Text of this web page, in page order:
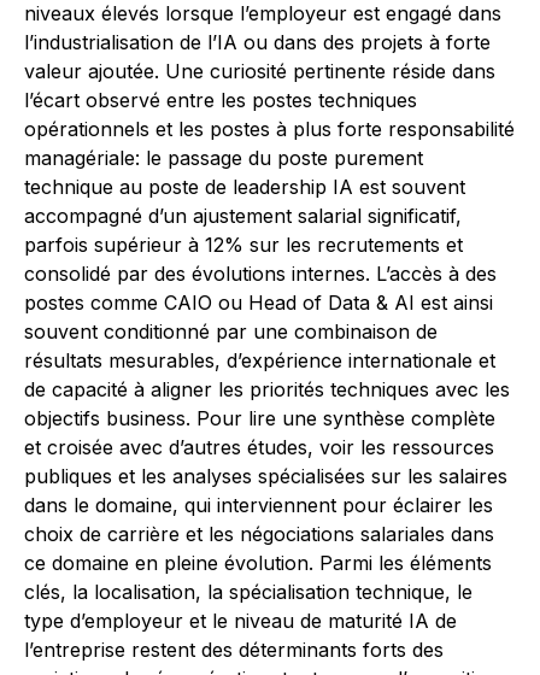
niveaux élevés lorsque l’employeur est engagé dans
l’industrialisation de l’IA ou dans des projets à forte
valeur ajoutée. Une curiosité pertinente réside dans
l’écart observé entre les postes techniques
opérationnels et les postes à plus forte responsabilité
managériale: le passage du poste purement
technique au poste de leadership IA est souvent
accompagné d’un ajustement salarial significatif,
parfois supérieur à 12% sur les recrutements et
consolidé par des évolutions internes. L’accès à des
postes comme CAIO ou Head of Data & AI est ainsi
souvent conditionné par une combinaison de
résultats mesurables, d’expérience internationale et
de capacité à aligner les priorités techniques avec les
objectifs business. Pour lire une synthèse complète
et croisée avec d’autres études, voir les ressources
publiques et les analyses spécialisées sur les salaires
dans le domaine, qui interviennent pour éclairer les
choix de carrière et les négociations salariales dans
ce domaine en pleine évolution. Parmi les éléments
clés, la localisation, la spécialisation technique, le
type d’employeur et le niveau de maturité IA de
l’entreprise restent des déterminants forts des